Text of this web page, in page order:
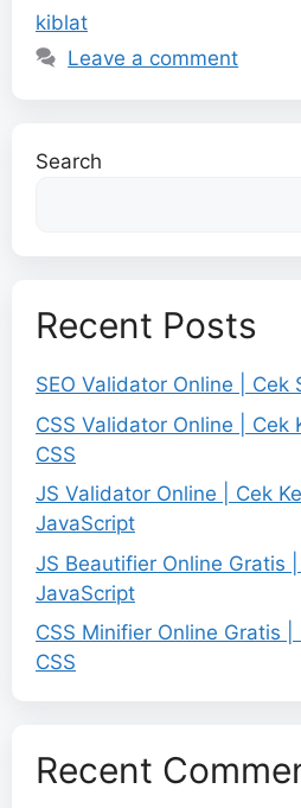
kiblat
Leave a comment
Search
Recent Posts
SEO Validator Online | Cek
CSS Validator Online | Cek
CSS
JS Validator Online | Cek
JavaScript
JS Beautifier Online Gratis
JavaScript
CSS Minifier Online Gratis
CSS
Recent